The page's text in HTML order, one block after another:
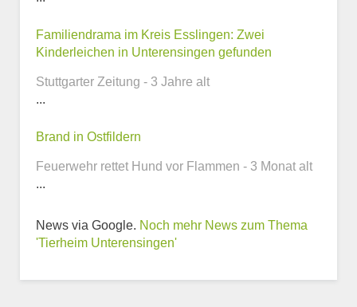
Telefonnummer
Weitere Informationen
zum Tierheim
Familiendrama im Kreis Esslingen: Zwei
Kinderleichen in Unterensingen gefunden
Stuttgarter Zeitung - 3 Jahre alt
...
Brand in Ostfildern
Feuerwehr rettet Hund vor Flammen - 3 Monat alt
...
News via Google. Noch mehr News zum Thema
'Tierheim Unterensingen'